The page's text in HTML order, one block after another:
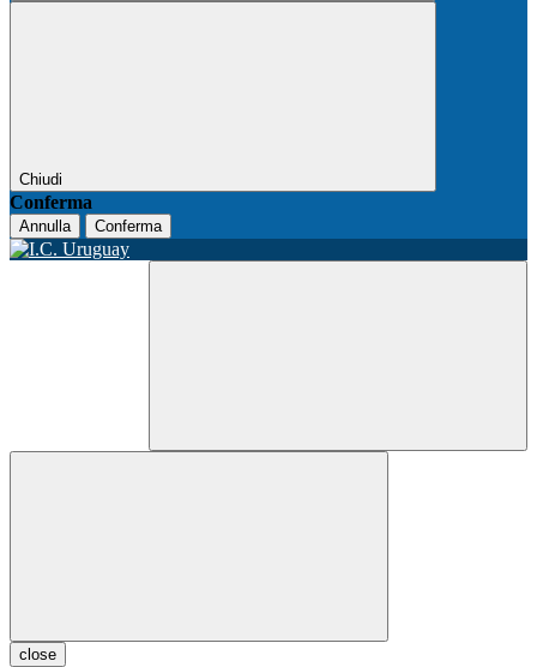
Chiudi
Conferma
Annulla Conferma
close